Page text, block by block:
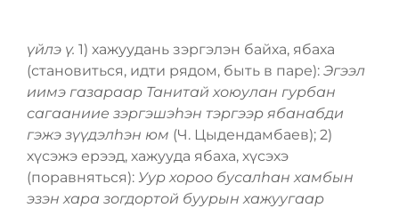
үйлэ ү. 1) хажуудань зэргэлэн байха, ябаха
(становиться, идти рядом, быть в паре): Эгээл
иимэ газараар Танитай хоюулан гурбан
сагааниие зэргэшэһэн тэргээр ябанабди
гэжэ зүүдэлһэн юм (Ч. Цыдендамбаев); 2)
хүсэжэ ерээд, хажууда ябаха, хүсэхэ
(поравняться): Уур хороо бусалһан хамбын
эзэн хара зогдортой буурын хажуугаар